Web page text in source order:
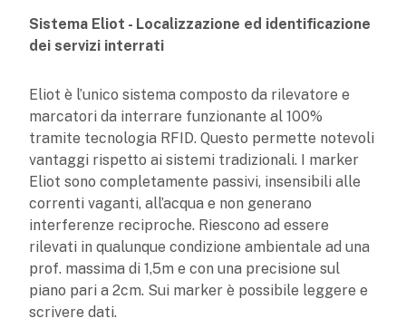
Sistema Eliot - Localizzazione ed identificazione
dei servizi interrati
Eliot è l’unico sistema composto da rilevatore e
marcatori da interrare funzionante al 100%
tramite tecnologia RFID. Questo permette notevoli
vantaggi rispetto ai sistemi tradizionali. I marker
Eliot sono completamente passivi, insensibili alle
correnti vaganti, all’acqua e non generano
interferenze reciproche. Riescono ad essere
rilevati in qualunque condizione ambientale ad una
prof. massima di 1,5m e con una precisione sul
piano pari a 2cm. Sui marker è possibile leggere e
scrivere dati.